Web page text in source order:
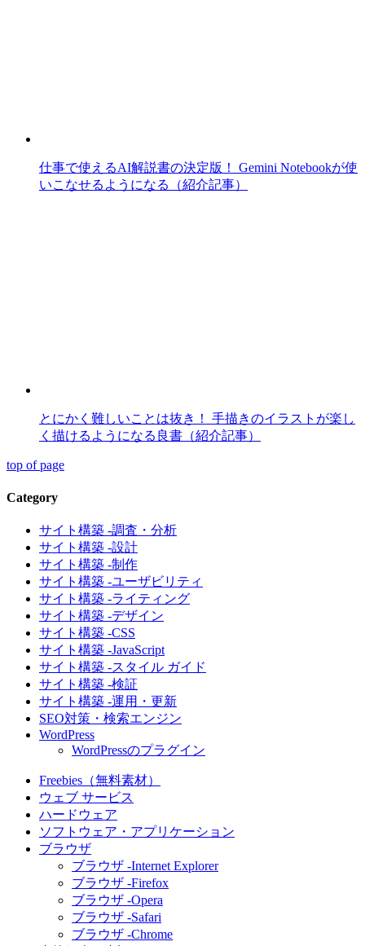
仕事で使えるAI解説書の決定版！ Gemini Notebookが使
いこなせるようになる（紹介記事）
とにかく難しいことは抜き！ 手描きのイラストが楽し
く描けるようになる良書（紹介記事）
top of page
Category
サイト構築 -調査・分析
サイト構築 -設計
サイト構築 -制作
サイト構築 -ユーザビリティ
サイト構築 -ライティング
サイト構築 -デザイン
サイト構築 -CSS
サイト構築 -JavaScript
サイト構築 -スタイル ガイド
サイト構築 -検証
サイト構築 -運用・更新
SEO対策・検索エンジン
WordPress
WordPressのプラグイン
Freebies（無料素材）
ウェブ サービス
ハードウェア
ソフトウェア・アプリケーション
ブラウザ
ブラウザ -Internet Explorer
ブラウザ -Firefox
ブラウザ -Opera
ブラウザ -Safari
ブラウザ -Chrome